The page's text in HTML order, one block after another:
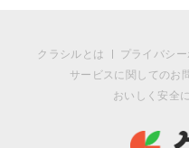
クラシルとは プライバシ
サービスに関してのお
おいしく安全